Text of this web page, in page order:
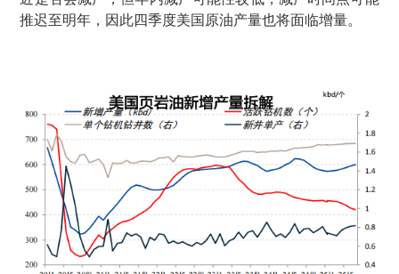
推迟至明年，因此四季度美国原油产量也将面临增量。